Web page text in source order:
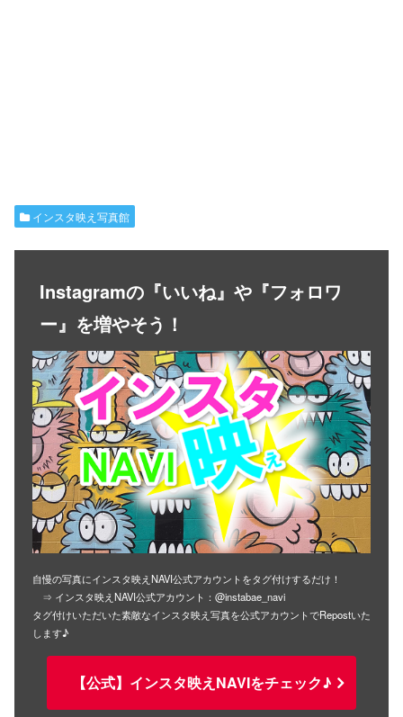
インスタ映え写真館
Instagramの『いいね』や『フォロワ
ー』を増やそう！
自慢の写真にインスタ映えNAVI公式アカウントをタグ付けするだけ！
⇒ インスタ映えNAVI公式アカウント：@instabae_navi
タグ付けいただいた素敵なインスタ映え写真を公式アカウントでRepostいた
します♪
【公式】インスタ映えNAVIをチェック♪